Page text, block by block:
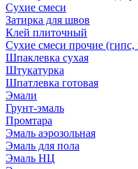
Сухие смеси
Затирка для швов
Клей плиточный
Сухие смеси прочие (гипс,
Шпаклевка сухая
Штукатурка
Шпатлевка готовая
Эмали
Грунт-эмаль
Промтара
Эмаль аэрозольная
Эмаль для пола
Эмаль НЦ